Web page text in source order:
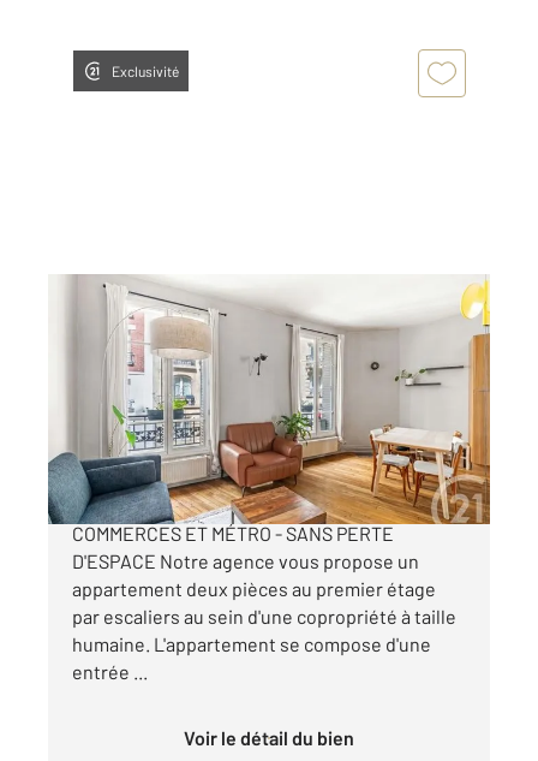
Exclusivité
PARIS 75018
40,13 m
, 2 pièces
Ref : 14024
Appartement 2 Pièces à vendre
450 000 €
PARIS XVIIIe - RUE FRANCOEUR - PROCHE
COMMERCES ET MÉTRO - SANS PERTE
D'ESPACE Notre agence vous propose un
appartement deux pièces au premier étage
par escaliers au sein d'une copropriété à taille
humaine. L'appartement se compose d'une
entrée ...
Voir le détail du bien